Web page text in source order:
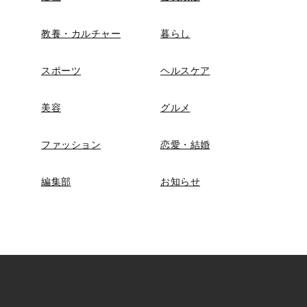
教養・カルチャー 暮らし
スポーツ ヘルスケア
美容 グルメ
ファッション 恋愛・結婚
編集部 お知らせ